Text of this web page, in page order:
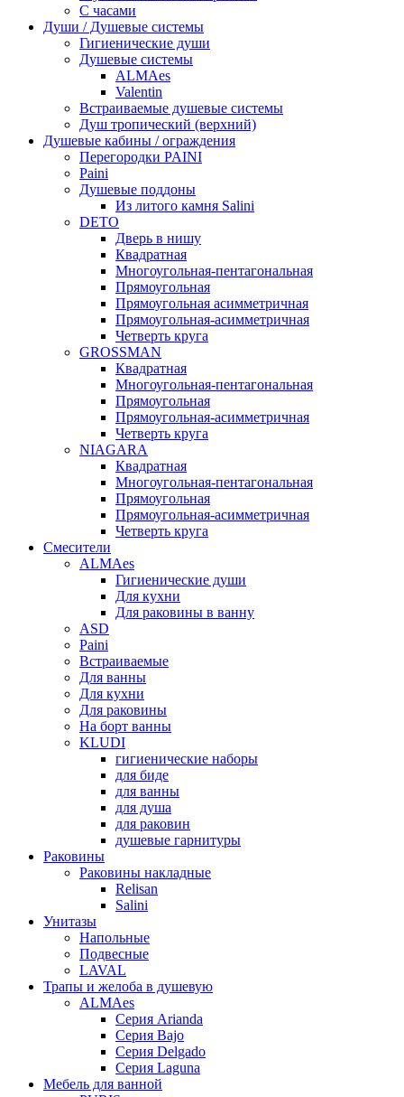
С часами
Души / Душевые системы
Гигиенические души
Душевые системы
ALMAes
Valentin
Встраиваемые душевые системы
Душ тропический (верхний)
Душевые кабины / ограждения
Перегородки PAINI
Paini
Душевые поддоны
Из литого камня Salini
DETO
Дверь в нишу
Квадратная
Многоугольная-пентагональная
Прямоугольная
Прямоугольная асимметричная
Прямоугольная-асимметричная
Четверть круга
GROSSMAN
Квадратная
Многоугольная-пентагональная
Прямоугольная
Прямоугольная-асимметричная
Четверть круга
NIAGARA
Квадратная
Многоугольная-пентагональная
Прямоугольная
Прямоугольная-асимметричная
Четверть круга
Смесители
ALMAes
Гигиенические души
Для кухни
Для раковины в ванну
ASD
Paini
Встраиваемые
Для ванны
Для кухни
Для раковины
На борт ванны
KLUDI
гигиенические наборы
для биде
для ванны
для душа
для раковин
душевые гарнитуры
Раковины
Раковины накладные
Relisan
Salini
Унитазы
Напольные
Подвесные
LAVAL
Трапы и желоба в душевую
ALMAes
Серия Arianda
Серия Bajo
Серия Delgado
Серия Laguna
Мебель для ванной